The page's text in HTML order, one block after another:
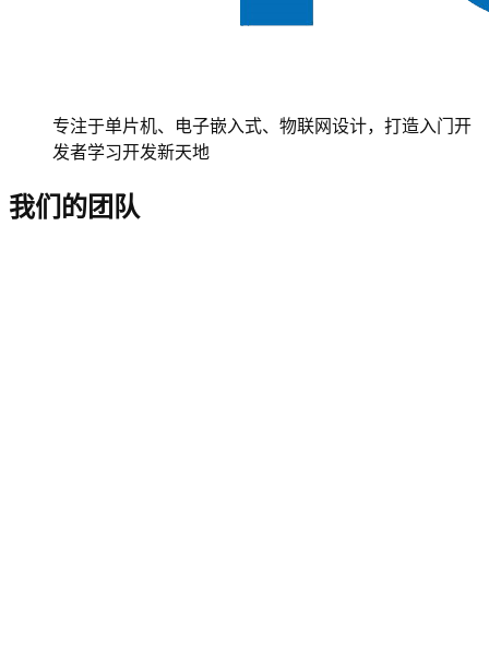
专注于单片机、电子嵌入式、物联网设计，打造入门开
发者学习开发新天地
我们的团队